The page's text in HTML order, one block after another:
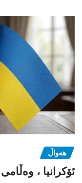
هەواڵ
ئۆکرانیا ،